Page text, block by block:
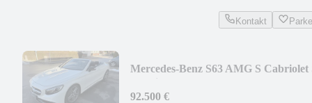
Kontakt
Mercedes-Benz S63 AMG S Cabriolet
92.500 €